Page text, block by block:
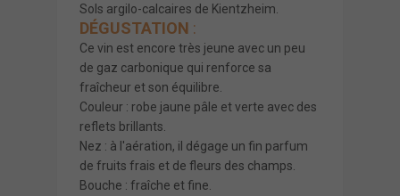
Sols argilo-calcaires de Kientzheim.
DÉGUSTATION :
Ce vin est encore très jeune avec un peu
de gaz carbonique qui renforce sa
fraîcheur et son équilibre.
Couleur : robe jaune pâle et verte avec des
reflets brillants.
Nez : à l'aération, il dégage un fin parfum
de fruits frais et de fleurs des champs.
Bouche : fraîche et fine.